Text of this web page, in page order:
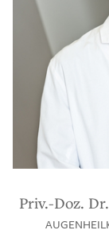
Priv.-Doz.